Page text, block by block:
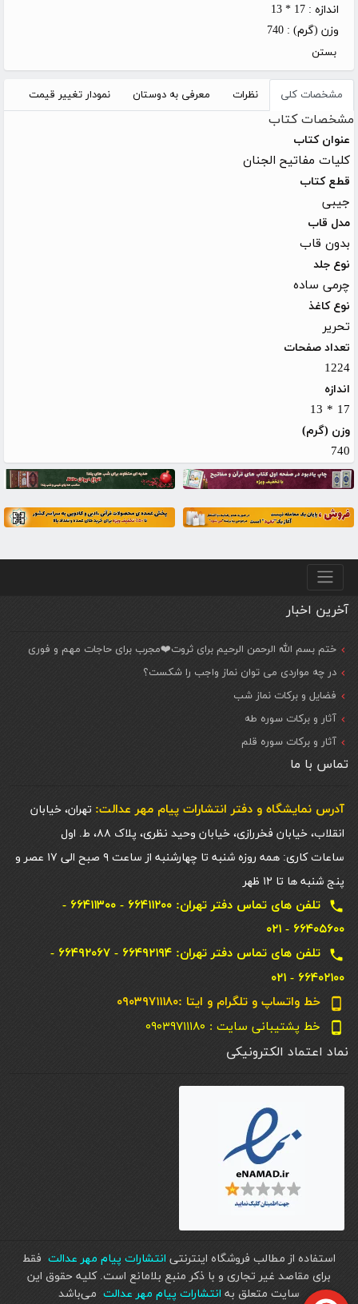
اندازه : 17 * 13
وزن (گرم) : 740
بستن
مشخصات کلی نظرات معرفی به دوستان نمودار تغییر قیمت
مشخصات کتاب
عنوان کتاب
کلیات مفاتیح الجنان
قطع کتاب
جیبی
مدل قاب
بدون قاب
نوع جلد
چرمی ساده
نوع کاغذ
تحریر
تعداد صفحات
1224
اندازه
17 * 13
وزن (گرم)
740
منو پایین
آخرین اخبار
ختم بسم الله الرحمن الرحیم برای ثروت❤️مجرب برای حاجات مهم و فوری
در چه مواردی می توان نماز واجب را شکست؟
فضایل و برکات نماز شب
آثار و برکات سوره طه
آثار و برکات سوره قلم
تماس با ما
آدرس نمایشگاه و دفتر انتشارات پيام مهر عدالت: تهران، خیابان
انقلاب، خیابان فخررازی، خیابان وحید نظری، پلاک ۸۸، ط. اول
ساعات کاری: همه روزه شنبه تا چهارشنبه از ساعت ۹ صبح الی ۱۷ عصر و
پنج شنبه ها تا ۱۲ ظهر
local_phone
تلفن های تماس دفتر تهران: ۶۶۴۱۱۲۰۰ - ۶۶۴۱۱۳۰۰ -
۶۶۴۰۵۶۰۰ - ۰۲۱
local_phone
تلفن های تماس دفتر تهران: ۶۶۴۹۲۱۹۴ - ۶۶۴۹۲۰۶۷ -
۶۶۴۰۲۱۰۰ - ۰۲۱
phone_android خط واتساپ و تلگرام و ایتا :۰۹۰۳۹۷۱۱۱۸۰
phone_android خط پشتیبانی سایت : ۰۹۰۳۹۷۱۱۱۸۰
نماد اعتماد الکترونیکی
استفاده از مطالب فروشگاه اینترنتی انتشارات پیام مهر عدالت فقط
برای مقاصد غیر تجاری و با ذکر منبع بلامانع است. کليه حقوق اين
سايت متعلق به انتشارات پیام مهر عدالت می‌باشد